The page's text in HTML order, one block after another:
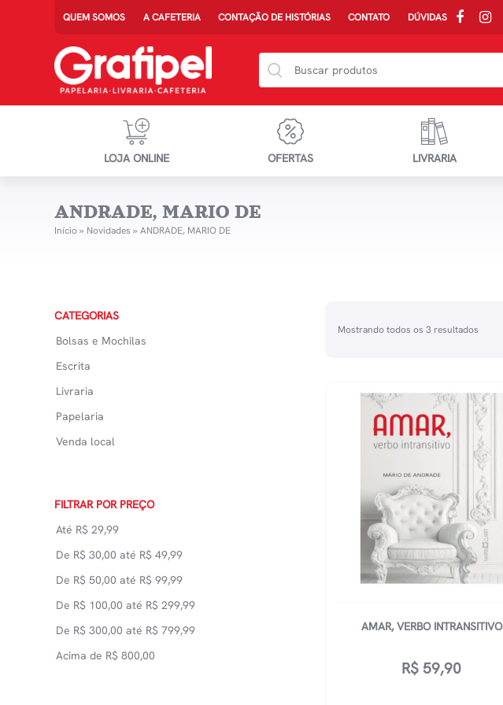
QUEM SOMOS A CAFETERIA CONTAÇÃO DE HISTÓRIAS CONTATO DÚVIDAS
LOJA ONLINE OFERTAS LIVRARIA
ANDRADE, MARIO DE
Início» Novidades » ANDRADE, MARIO DE
CATEGORIAS
Bolsas e Mochilas
Escrita
Livraria
Papelaria
Venda local
FILTRAR POR PREÇO
Até R$ 29,99
De R$ 30,00 até R$ 49,99
De R$ 50,00 até R$ 99,99
De R$ 100,00 até R$ 299,99
De R$ 300,00 até R$ 799,99
Acima de R$ 800,00
Mostrando todos os 3 resultados
AMAR, VERBO INTRANSITIVO
R$ 59,90